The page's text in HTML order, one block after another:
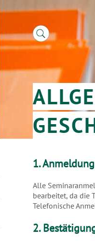
1. Anmeldung
Alle
bearbeitet, da die
Telefonische
2.